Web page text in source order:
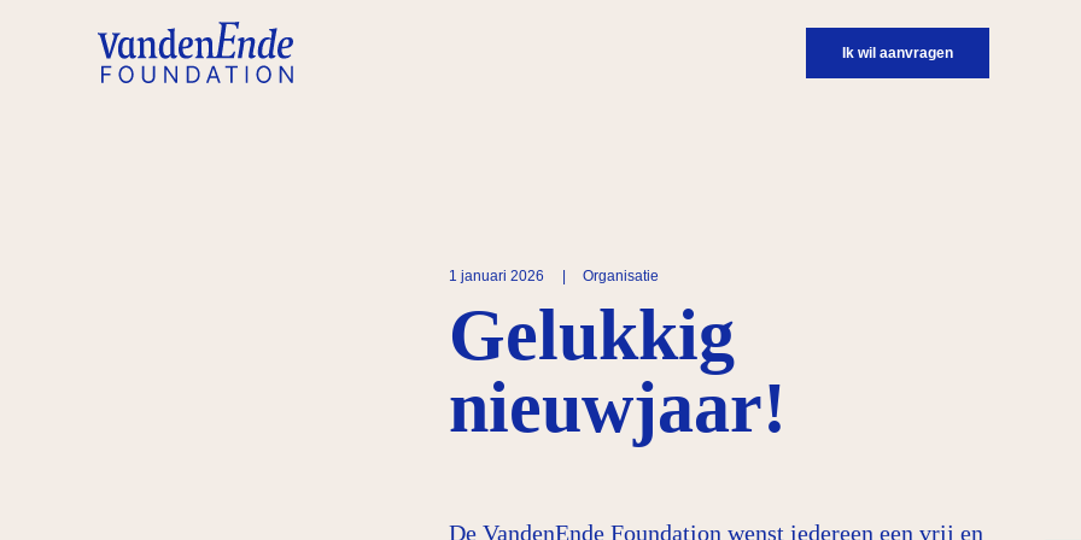
Ik wil aanvragen
1 januari 2026 Organisatie
Gelukkig
nieuwjaar!
De VandenEnde Foundation wenst iedereen een vrij en